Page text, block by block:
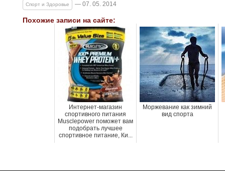
Спорт и Здоровье — 07. 05. 2014
Похожие записи на сайте:
Интернет-магазин
спортивного питания
Musclepower поможет вам
подобрать лучшее
спортивное питание, Ки...
Моржевание как зимний
вид спорта